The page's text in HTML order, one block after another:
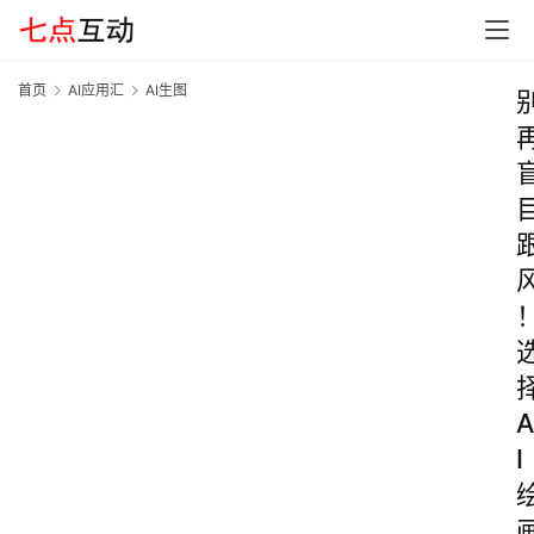
首页 AI应用汇 AI生图
A
I